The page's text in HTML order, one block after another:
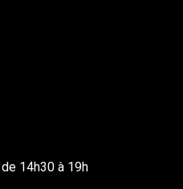
14h30 à 19h